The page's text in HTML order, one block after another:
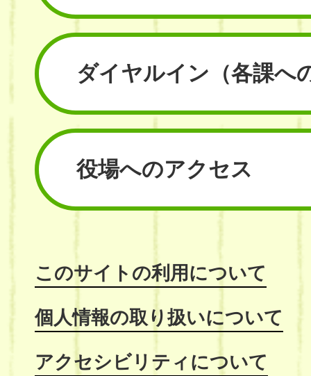
ダイヤルイン （各課へ
役場へのアクセス
このサイトの利用について
個人情報の取り扱いについて
アクセシビリティについて